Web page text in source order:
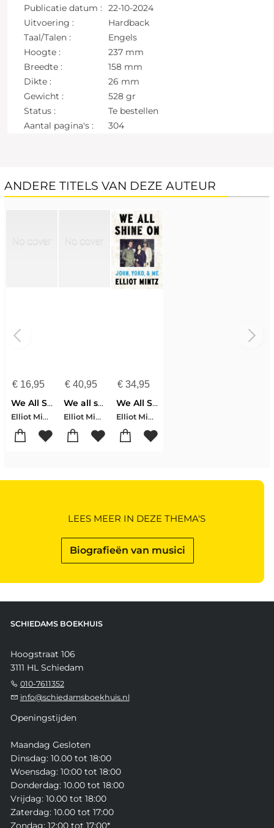
Publicatie datum :
22-10-2024
Uitvoering :
Hardback
Taal/Talen :
Engels
Hoogte :
237 mm
Breedte :
158 mm
Dikte :
26 mm
Gewicht :
528 gr
Status :
Te bestellen
Aantal pagina's :
304
ANDERE TITELS VAN DEZE AUTEUR
€16,95
We All Shine On
Elliot Mintz
€40,95
We all shine on
Elliot Mintz
€ 34,95
We All Shine On
Elliot Mintz
Biografieën van musici
LEES MEER IN DEZE THEMA'S
SCHIEDAMS BOEKHUIS
Hoogstraat 106
3111 HL Schiedam
010-7611352
info@schiedamsboekhuis.nl
Openingstijden
Maandag Gesloten
Dinsdag: 10.00 tot 18:00
Woensdag: 10:00 tot 18:00
Donderdag: 10.00 tot 18:00
Vrijdag: 10.00 tot 18:00
Zaterdag: 10.00 tot 17:00
Zondag: 12:00 tot 17:00*